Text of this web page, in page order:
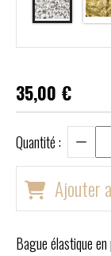
35,00 €
Quantité :
Ajouter
Bague élastique